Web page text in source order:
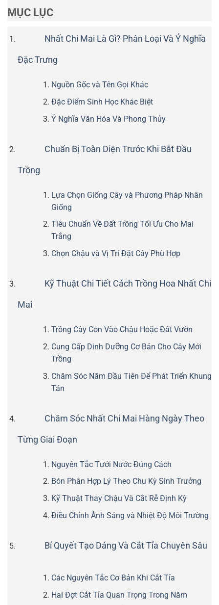
MỤC LỤC
Nhất Chi Mai Là Gì? Phân Loại Và Ý Nghĩa
Đặc Trưng
Nguồn Gốc và Tên Gọi Khác
Đặc Điểm Sinh Học Khác Biệt
Ý Nghĩa Văn Hóa Và Phong Thủy
Chuẩn Bị Toàn Diện Trước Khi Bắt Đầu
Trồng
Lựa Chọn Giống Cây và Phương Pháp Nhân
Giống
Tiêu Chuẩn Về Đất Trồng Tối Ưu Cho Mai
Trắng
Chọn Chậu và Vị Trí Đặt Cây Phù Hợp
Kỹ Thuật Chi Tiết Cách Trồng Hoa Nhất Chi
Mai
Trồng Cây Con Vào Chậu Hoặc Đất Vườn
Cung Cấp Dinh Dưỡng Cơ Bản Cho Cây Mới
Trồng
Chăm Sóc Năm Đầu Tiên Để Phát Triển Khung
Tán
Chăm Sóc Nhất Chi Mai Hàng Ngày Theo
Từng Giai Đoạn
Nguyên Tắc Tưới Nước Đúng Cách
Bón Phân Hợp Lý Theo Chu Kỳ Sinh Trưởng
Kỹ Thuật Thay Chậu Và Cắt Rễ Định Kỳ
Điều Chỉnh Ánh Sáng và Nhiệt Độ Môi Trường
Bí Quyết Tạo Dáng Và Cắt Tỉa Chuyên Sâu
Các Nguyên Tắc Cơ Bản Khi Cắt Tỉa
Hai Đợt Cắt Tỉa Quan Trọng Trong Năm